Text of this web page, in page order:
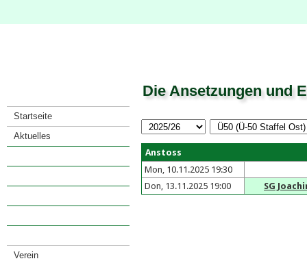
Die Ansetzungen und
Startseite
Aktuelles
Verein
Anstoss
Mon, 10.11.2025 19:30
Don, 13.11.2025 19:00
SG